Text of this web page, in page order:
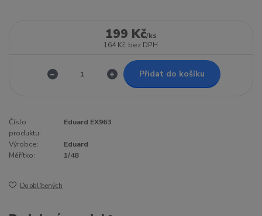
199 Kč/ks
164 Kč bez DPH
Přidat do košíku
Číslo
produktu:
Eduard EX963
Výrobce:
Eduard
Měřítko:
1/48
Do oblíbených